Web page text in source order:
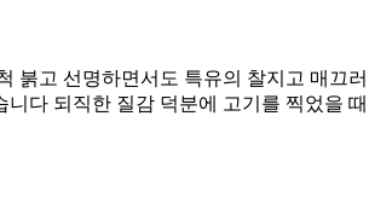
고 선명하면서도 특유의 찰지고 매끄
다 되직한 질감 덕분에 고기를 찍었을